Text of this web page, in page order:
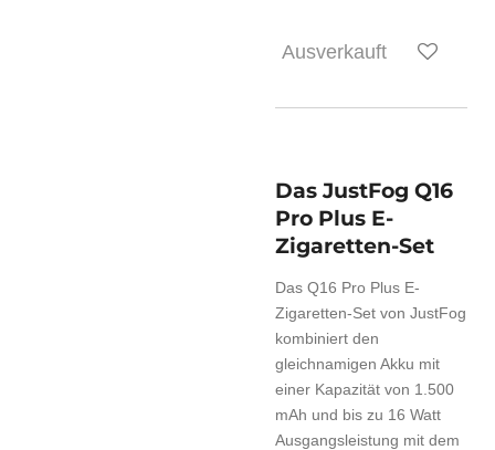
Ausverkauft
Das JustFog Q16
Pro Plus E-
Zigaretten-Set
Das Q16 Pro Plus E-
Zigaretten-Set von JustFog
kombiniert den
gleichnamigen Akku mit
einer Kapazität von 1.500
mAh und bis zu 16 Watt
Ausgangsleistung mit dem